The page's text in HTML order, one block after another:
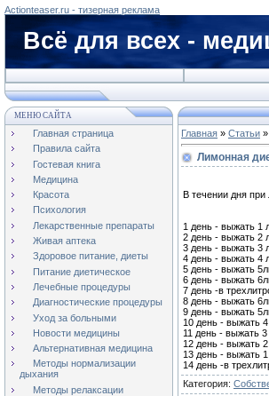
Actionteaser.ru - тизерная реклама
Всё для всех -
МЕНЮ САЙТА
Главная страница
Правила сайта
Гостевая книга
Медицина
Красота
Психология
Лекарственные препараты
Живая аптека
Здоровое питание, диеты
Питание диетическое
Лечебные процедуры
Диагностические процедуры
Уход за больными
Новости медицины
Альтернативная медицина
Методы нормализации
дыхания
Методы релаксации
Главная » Статьи »
Лимонная
В течении дня
1 день - выжать 1
2 день - выжать 2
3 день - выжать 3
4 день - выжать 4
5 день - выжать
6 день - выжать
7 день -в
8 день - выжать
9 день - выжать
10 день - выжать
11 день - выжать
12 день - выжать
13 день - выжать
14 день -в
Категория: